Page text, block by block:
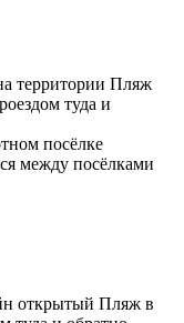
территории Пляж
туда и
посёлке
между посёлками
открытый Пляж в